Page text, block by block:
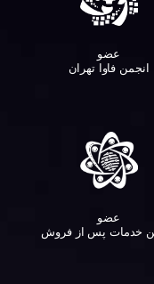
عضو
انجمن فاوا تهران
عضو
خدمات پس از فروش